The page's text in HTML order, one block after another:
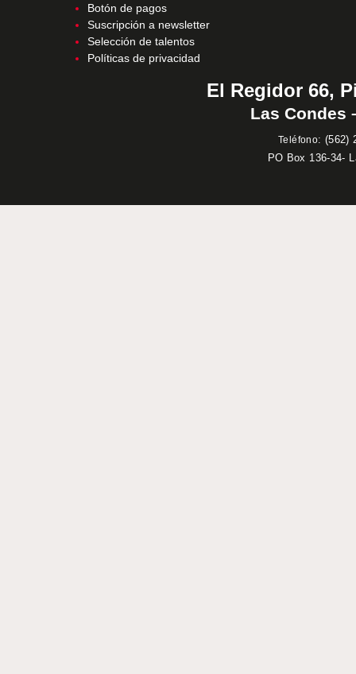
Botón de pagos
Suscripción a newsletter
Selección de talentos
Políticas de privacidad
El Regidor 66,
Las Condes
Teléfono: (562)
PO Box 136-34-